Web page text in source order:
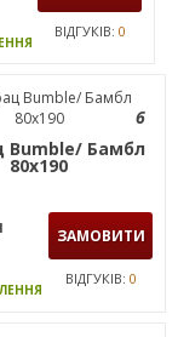
ВІДГУКІВ:0
6
Bumble/ Бамбл
80х190
ЗАМОВИТИ
ВІДГУКІВ: 0